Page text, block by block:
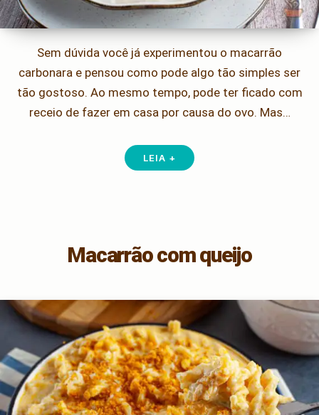
Sem dúvida você já experimentou o macarrão
carbonara e pensou como pode algo tão simples ser
tão gostoso. Ao mesmo tempo, pode ter ficado com
receio de fazer em casa por causa do ovo. Mas…
LEIA +
Macarrão com queijo